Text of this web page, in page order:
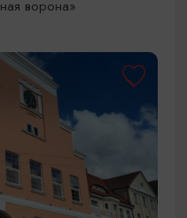
ворона»